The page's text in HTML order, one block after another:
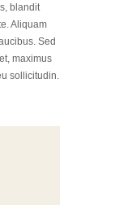
blandit
Aliquam
Sed
maximus
sollicitudin.